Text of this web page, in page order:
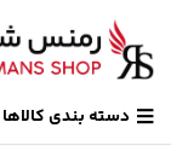
دسته بندی کالاها